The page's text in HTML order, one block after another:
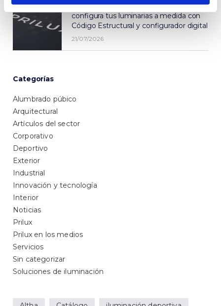
Nuevo catálogo Prilux 2026-2027:
configura tus luminarias a medida con
Código Estructural y configurador digital
21/07/2026
Categorías
Alumbrado púbico
Arquitectural
Artículos del sector
Corporativo
Deportivo
Exterior
Industrial
Innovación y tecnología
Interior
Noticias
Prilux
Prilux en los medios
Servicios
Sin categorizar
Soluciones de iluminación